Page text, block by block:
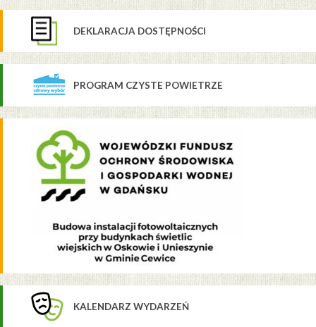
DEKLARACJA DOSTĘPNOŚCI
PROGRAM CZYSTE POWIETRZE
KALENDARZ WYDARZEŃ